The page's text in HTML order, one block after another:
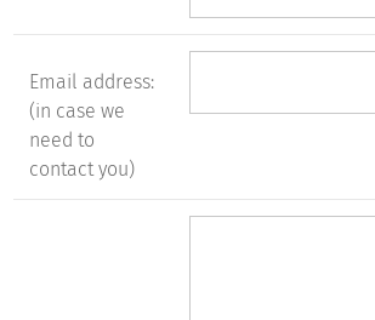
Email address:
(in case we
need to
contact you)